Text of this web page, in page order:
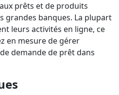
prêts et de produits
grandes banques. La plupart
leurs activités en ligne, ce
en mesure de gérer
demande de prêt dans